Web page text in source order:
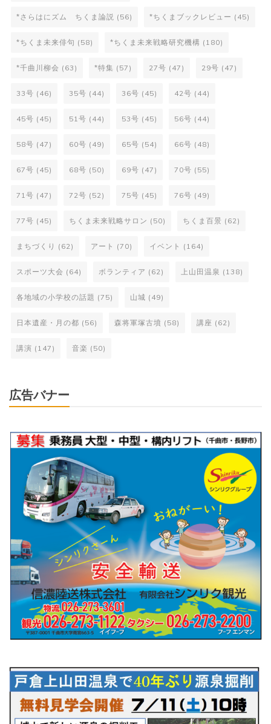
*さらはにズム ちくま論説 (56) *ちくまブックレビュー (45)
*ちくま未来俳句 (58) *ちくま未来戦略研究機構 (180)
*千曲川柳会 (63) *特集 (57) 27号 (47) 29号 (47)
33号 (46) 35号 (44) 36号 (45) 42号 (44)
45号 (45) 51号 (44) 53号 (45) 56号 (44)
58号 (47) 60号 (49) 65号 (54) 66号 (48)
67号 (45) 68号 (50) 69号 (47) 70号 (55)
71号 (47) 72号 (52) 75号 (45) 76号 (49)
77号 (45) ちくま未来戦略サロン (50) ちくま百景 (62)
まちづくり (62) アート (70) イベント (164)
スポーツ大会 (64) ボランティア (62) 上山田温泉 (138)
各地域の小学校の話題 (75) 山城 (49)
日本遺産・月の都 (56) 森将軍塚古墳 (58) 講座 (62)
講演 (147) 音楽 (50)
広告バナー